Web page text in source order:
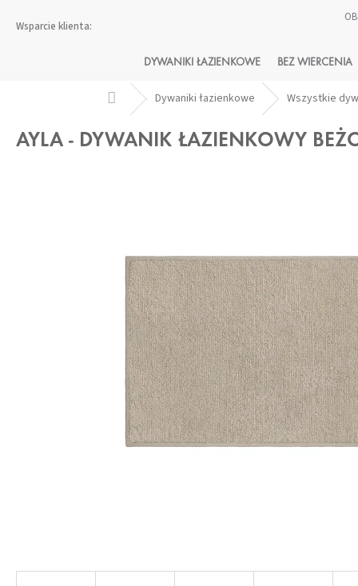
DYWANIKI ŁAZIENKOWE BEZ WIERCENIA
Home Dywaniki łazienkowe Wszystkie
AYLA - DYWANIK ŁAZIENKOWY